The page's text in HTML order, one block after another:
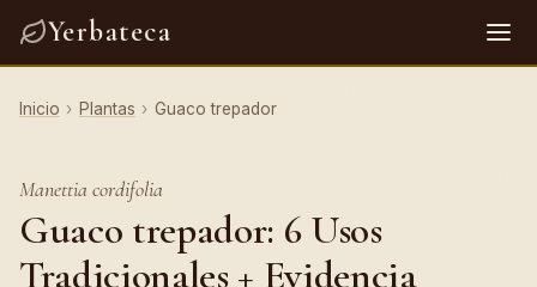
Yerbateca
Inicio › Plantas › Guaco trepador
Manettia cordifolia
Guaco trepador: 6 Usos
Tradicionales + Evidencia